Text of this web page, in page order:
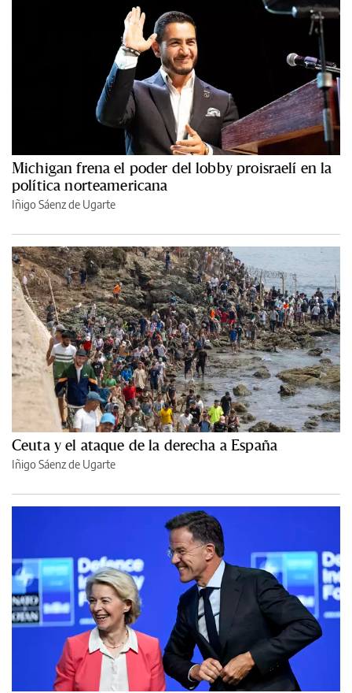
Michigan frena el poder del lobby proisraelí en la
política norteamericana
Iñigo Sáenz de Ugarte
Ceuta y el ataque de la derecha a España
Iñigo Sáenz de Ugarte